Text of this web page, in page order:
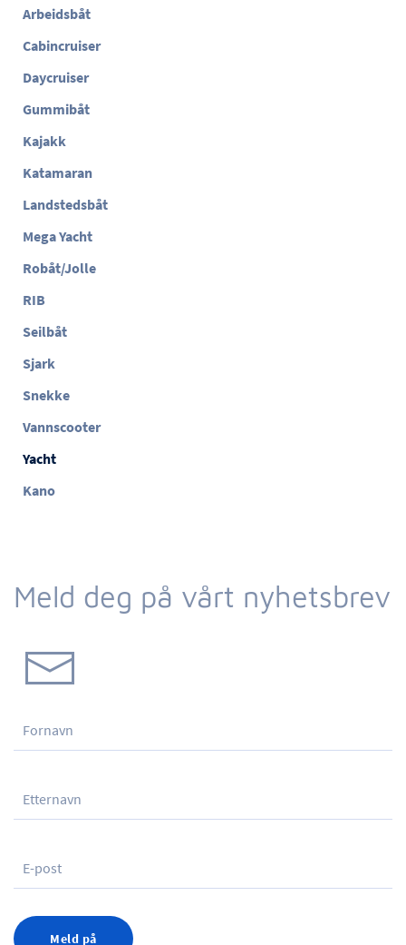
Arbeidsbåt
Cabincruiser
Daycruiser
Gummibåt
Kajakk
Katamaran
Landstedsbåt
Mega Yacht
Robåt/Jolle
RIB
Seilbåt
Sjark
Snekke
Vannscooter
Yacht
Kano
Meld deg på vårt nyhetsbrev
Meld på